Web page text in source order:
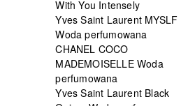
With You Intensely
Yves Saint Laurent MYSLF
Woda perfumowana
CHANEL COCO
MADEMOISELLE Woda
perfumowana
Yves Saint Laurent Black